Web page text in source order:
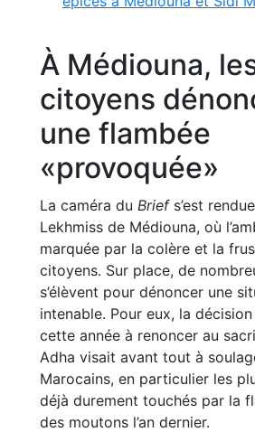
À Médiouna,
citoyens
une flambée
«provoquée»
La caméra du Briefs’est
Lekhmiss de Médiouna, où
marquée par la colère et la
citoyens. Sur place, de
s’élèvent pour dénoncer une
intenable. Pour eux, la
cette année à renoncer au
Adha visait avant tout à
Marocains, en particulier les
déjà durement touchés par la
des moutons l’an dernier.